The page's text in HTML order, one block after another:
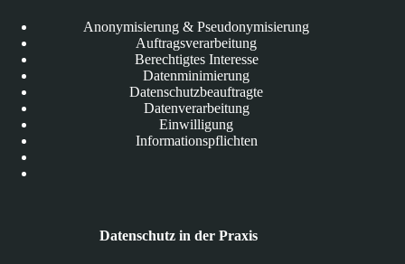
Anonymisierung & Pseudonymisierung
Auftragsverarbeitung
Berechtigtes Interesse
Datenminimierung
Datenschutzbeauftragte
Datenverarbeitung
Einwilligung
Informationspflichten
Datenschutz in der Praxis